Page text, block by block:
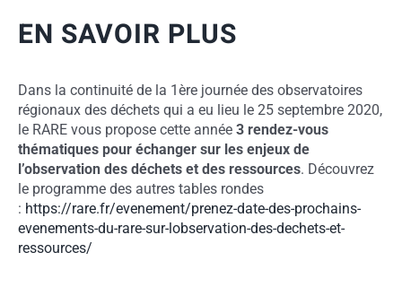
EN SAVOIR PLUS
Dans la continuité de la 1ère journée des observatoires
régionaux des déchets qui a eu lieu le 25 septembre 2020,
le RARE vous propose cette année 3 rendez-vous
thématiques pour échanger sur les enjeux de
l’observation des déchets et des ressources. Découvrez
le programme des autres tables rondes
: https://rare.fr/evenement/prenez-date-des-prochains-
evenements-du-rare-sur-lobservation-des-dechets-et-
ressources/